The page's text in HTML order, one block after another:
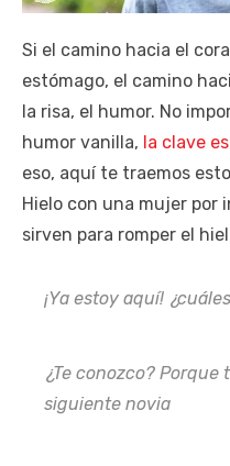
Si el camino hacia el
estómago, el camino
la risa, el humor. No
humor vanilla, la clave
eso, aquí te traemos
Hielo con una mujer
sirven para romper el
¡Ya estoy aquí!
¿Te conozco?
siguiente novia